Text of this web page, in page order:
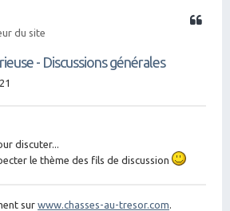
du site
- Discussions générales
Citation
discuter...
le thème des fils de discussion
sur www.chasses-au-tresor.com